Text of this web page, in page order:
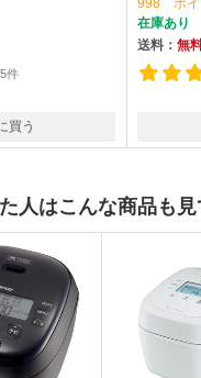
件
買う
998 ポイ
在庫あり
送料：無
人はこんな商品も